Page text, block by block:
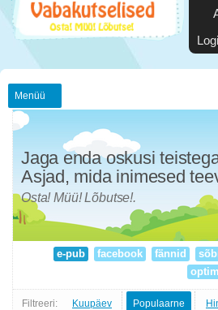
Menüü
Jaga enda oskusi
Asjad, mida inimesed
Osta! Müü! Lõbutse!.
e-pub facebook fännid
Filtreeri: Kuupäev Populaarne